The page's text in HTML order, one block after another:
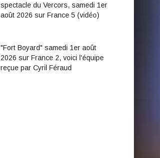
spectacle du Vercors, samedi 1er
août 2026 sur France 5 (vidéo)
"Fort Boyard" samedi 1er août
2026 sur France 2, voici l'équipe
reçue par Cyril Féraud